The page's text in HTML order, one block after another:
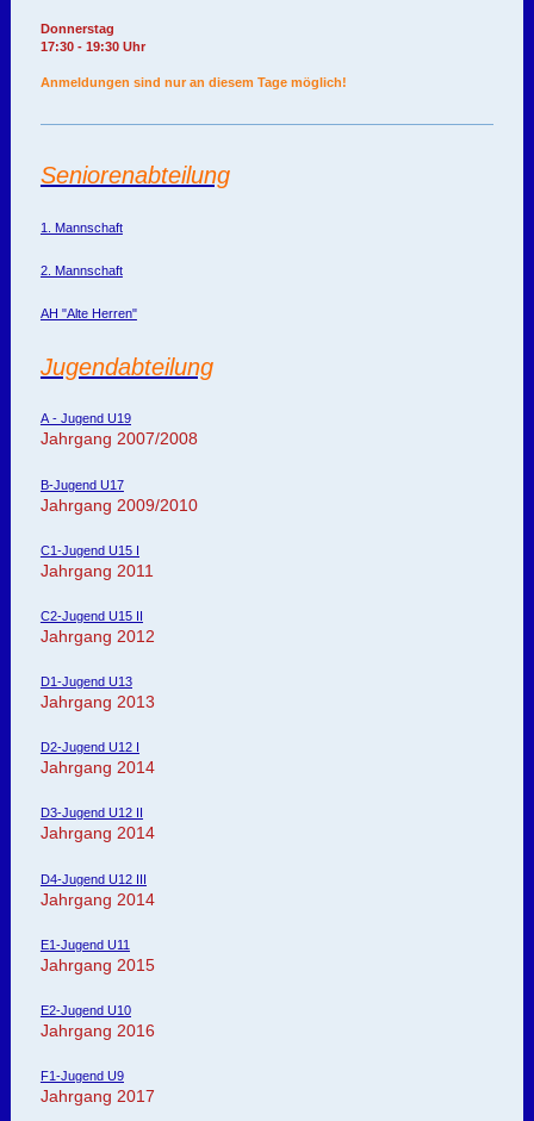
Donnerstag
17:30 - 19:30 Uhr
Anmeldungen sind nur an diesem Tage möglich!
Seniorenabteilung
1. Mannschaft
2. Mannschaft
AH "Alte Herren"
Jugendabteilung
A - Jugend U19
Jahrgang 2007/2008
B-Jugend U17
Jahrgang 2009/2010
C1-Jugend U15 I
Jahrgang 2011
C2-Jugend U15 II
Jahrgang 2012
D1-Jugend U13
Jahrgang 2013
D2-Jugend U12 I
Jahrgang 2014
D3-Jugend U12 II
Jahrgang 2014
D4-Jugend U12 III
Jahrgang 2014
E1-Jugend U11
Jahrgang 2015
E2-Jugend U10
Jahrgang 2016
F1-Jugend U9
Jahrgang 2017